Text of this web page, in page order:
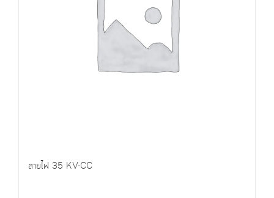
สายไฟ 35 KV-CC